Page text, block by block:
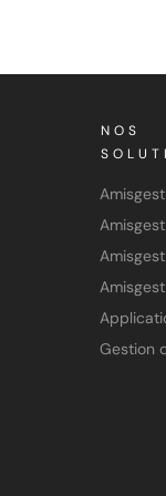
NOS
Gestion